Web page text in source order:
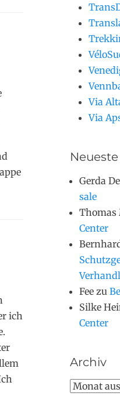
ich
Via
Via
Gerda
sale
Thomas
Center
Fee zu
Silke
Center
Archiv
Archiv